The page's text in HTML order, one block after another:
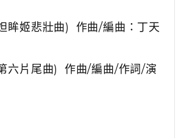
眸姬悲壯曲) 作曲/編曲： 丁天
六片尾曲) 作曲/編曲/作詞/演